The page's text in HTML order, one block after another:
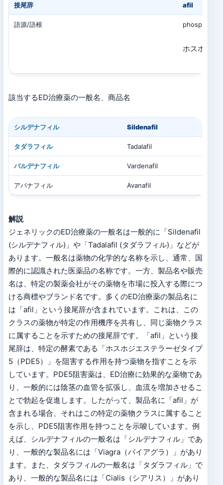
接尾辞 afil
語源/語根
ホスホジエ
該当するED治療薬の一般名、商品名
シルデナフィル Sildenafil
タダラフィル Tadalafil
バルデナフィル Vardenafil
アバナフィル Avanafil
解説
ジェネリックのED治療薬の一般名は一般的に「Sildenafil
(シルデナフィル)」や「Tadalafil (タダラフィル)」などが
あります。一般名は薬物の化学的な名称を示し、通常、国
際的に認識された医薬品の名称です。一方、製品名や販売
名は、特定の製薬会社がその薬物を市場に投入する際につ
ける商標やブランド名です。多くのED治療薬の製品名に
は「afil」という接尾辞が含まれています。これは、この
クラスの薬物が特定の作用機序を共有し、同じ薬物クラス
に属することを示すための接尾辞です。「afil」という接
尾辞は、特定の酵素である「ホスホジエステラーゼタイプ
5（PDE5）」を阻害する作用を持つ薬物を指すことを示
しています。PDE5阻害薬は、ED治療に効果的な薬物であ
り、一般的には陰茎の血管を拡張し、血流を増加させるこ
とで勃起を促進します。したがって、製品名に「afil」が
含まれる場合、それはこの特定の薬物クラスに属すること
を示し、PDE5阻害作用を持つことを示唆しています。例
えば、シルデナフィルの一般名は「シルデナフィル」であ
り、一般的な製品名には「Viagra（バイアグラ）」があり
ます。また、タダラフィルの一般名は「タダラフィル」で
あり、一般的な製品名には「Cialis（シアリス）」があり